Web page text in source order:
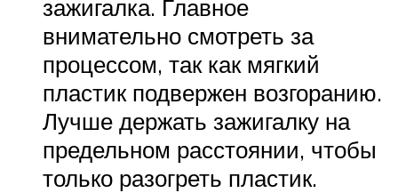
зажигалка. Главное
внимательно смотреть за
процессом, так как мягкий
пластик подвержен возгоранию.
Лучше держать зажигалку на
предельном расстоянии, чтобы
только разогреть пластик.